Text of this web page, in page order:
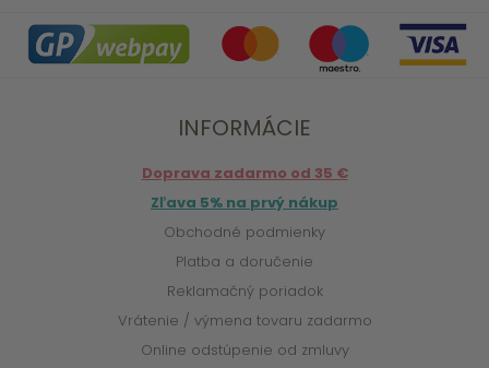
INFORMÁCIE
Doprava zadarmo od 35 €
Zľava 5% na prvý nákup
Obchodné podmienky
Platba a doručenie
Reklamačný poriadok
Vrátenie / výmena tovaru zadarmo
Online odstúpenie od zmluvy